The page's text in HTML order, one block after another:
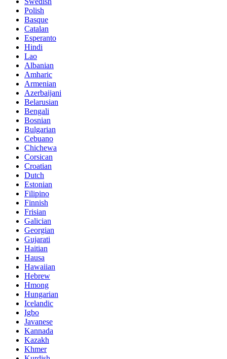
Polish
Basque
Catalan
Esperanto
Hindi
Lao
Albanian
Amharic
Armenian
Azerbaijani
Belarusian
Bengali
Bosnian
Bulgarian
Cebuano
Chichewa
Corsican
Croatian
Dutch
Estonian
Filipino
Finnish
Frisian
Galician
Georgian
Gujarati
Haitian
Hausa
Hawaiian
Hebrew
Hmong
Hungarian
Icelandic
Igbo
Javanese
Kannada
Kazakh
Khmer